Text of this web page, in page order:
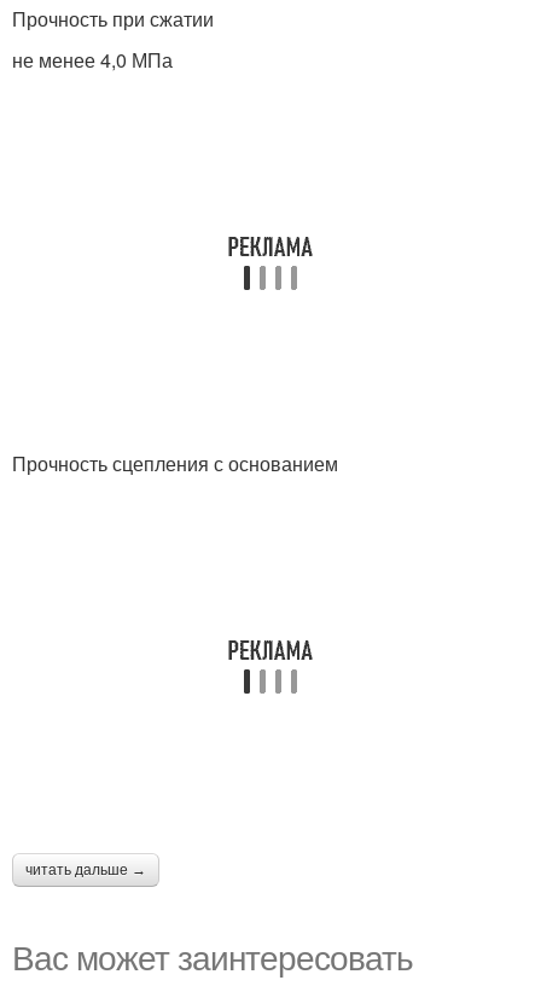
Прочность при сжатии
не менее 4,0 МПа
Прочность сцепления с основанием
читать дальше →
Вас может заинтересовать